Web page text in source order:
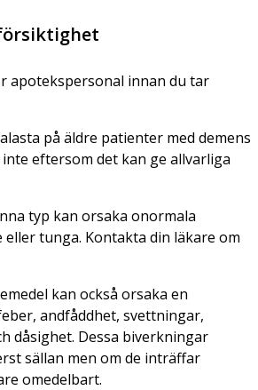
apotekspersonal innan du tar
på äldre patienter med demens
eftersom det kan ge allvarliga
typ kan orsaka onormala
tunga. Kontakta din läkare om
kan också orsaka en
andfåddhet, svettningar,
dåsighet. Dessa biverkningar
sällan men om de inträffar
omedelbart.